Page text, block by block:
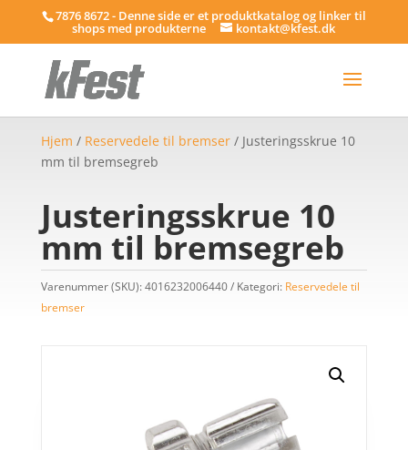
7876 8672 - Denne side er et produktkatalog og linker til
shops med produkterne kontakt@kfest.dk
Hjem / Reservedele til bremser/ Justeringsskrue 10
mm til bremsegreb
Justeringsskrue 10
mm til bremsegreb
Varenummer (SKU):4016232006440 Kategori: Reservedele til
bremser